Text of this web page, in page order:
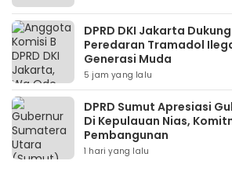
DPRD DKI Jakarta
Peredaran Tramadol
Generasi Muda
5 jam yang lalu
DPRD Sumut Apresiasi
Di Kepulauan Nias,
Pembangunan
1 hari yang lalu